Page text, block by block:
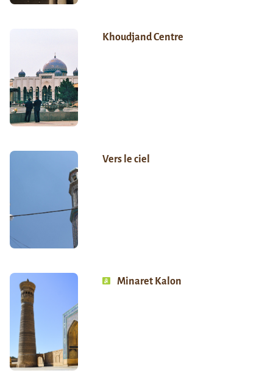
Khoudjand Centre
Vers le ciel
Minaret Kalon